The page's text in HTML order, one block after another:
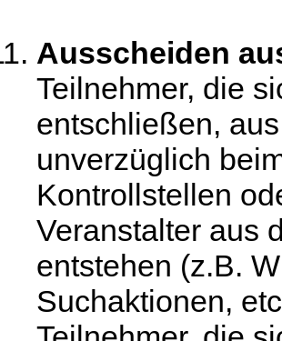
Ausscheiden
Teilnehmer, die
entschließen,
unverzüglich
Kontrollstellen
Veranstalter aus
entstehen (z.B.
Suchaktionen,